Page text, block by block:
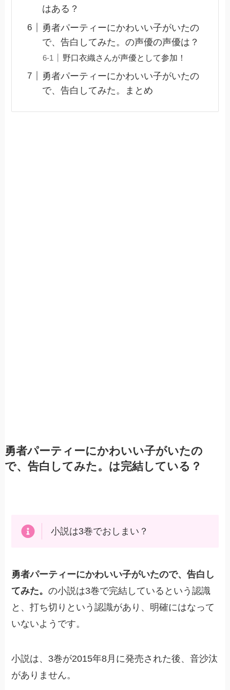
はある？
勇者パーティーにかわいい子がいたの
で、告白してみた。の声優の声優は？
野口衣織さんが声優として参加！
勇者パーティーにかわいい子がいたの
で、告白してみた。まとめ
勇者パーティーにかわいい子がいたの
で、告白してみた。は完結している？
小説は3巻でおしまい？
勇者パーティーにかわいい子がいたので、告白し
てみた。の小説は3巻で完結しているという認識
と、打ち切りという認識があり、明確にはなって
いないようです。
小説は、3巻が2015年8月に発売された後、音沙汰
がありません。